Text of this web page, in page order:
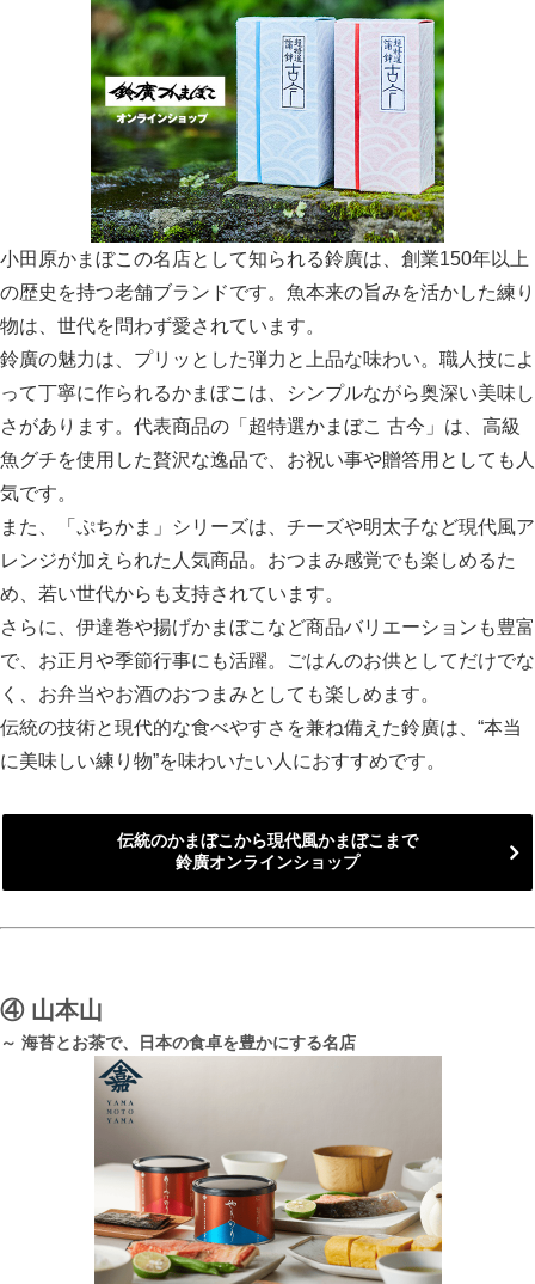
小田原かまぼこの名店として知られる鈴廣は、創業150年以上
の歴史を持つ老舗ブランドです。魚本来の旨みを活かした練り
物は、世代を問わず愛されています。
鈴廣の魅力は、プリッとした弾力と上品な味わい。職人技によ
って丁寧に作られるかまぼこは、シンプルながら奥深い美味し
さがあります。代表商品の「超特選かまぼこ 古今」は、高級
魚グチを使用した贅沢な逸品で、お祝い事や贈答用としても人
気です。
また、「ぷちかま」シリーズは、チーズや明太子など現代風ア
レンジが加えられた人気商品。おつまみ感覚でも楽しめるた
め、若い世代からも支持されています。
さらに、伊達巻や揚げかまぼこなど商品バリエーションも豊富
で、お正月や季節行事にも活躍。ごはんのお供としてだけでな
く、お弁当やお酒のおつまみとしても楽しめます。
伝統の技術と現代的な食べやすさを兼ね備えた鈴廣は、“本当
に美味しい練り物”を味わいたい人におすすめです。
伝統のかまぼこから現代風かまぼこまで
鈴廣オンラインショップ
④ 山本山
～ 海苔とお茶で、日本の食卓を豊かにする名店